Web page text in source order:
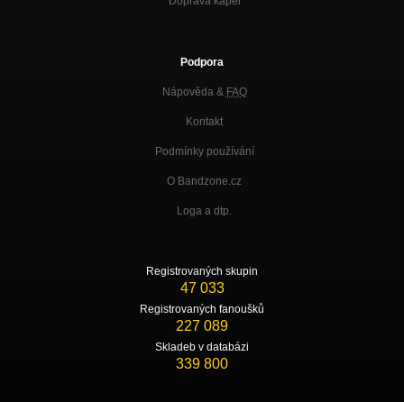
Podpora
Nápověda & FAQ
Kontakt
Podmínky používání
O Bandzone.cz
Loga a dtp.
Registrovaných skupin
47 033
Registrovaných fanoušků
227 089
Skladeb v databázi
339 800